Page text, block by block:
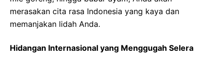
merasakan cita rasa Indonesia yang kaya dan
memanjakan lidah Anda.
Hidangan Internasional yang Menggugah Selera